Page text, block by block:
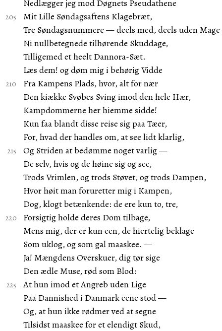
Nedlægger jeg mod Døgnets Pseudathene
Mit Lille Søndagsaftens Klagebræt,
Tre Søndagsnummere — deels med, deels uden
Ni nullbetegnede tilhørende Skuddage,
Tilligemed et heelt Dannora-Sæt.
Læs dem! og døm mig i behørig Vidde
Fra Kampens Plads, hvor, alt for nær
Den kiække Svøbes Sving imod den hele Hær,
Kampdommerne her hiemme sidde!
Kun faa blandt disse reise sig paa Tæer,
For, hvad der handles om, at see lidt klarlig,
Og Striden at bedømme noget varlig —
De selv, hvis og de høine sig og see,
Trods Vrimlen, og trods Støvet, og trods Dampen,
Hvor høit man foruretter mig i Kampen,
Dog, klogt betænkende: de ere kun to, tre,
Forsigtig holde deres Dom tilbage,
Mens mig, der er kun een, de hiertelig beklage
Som uklog, og som gal maaskee. —
Ja! Mængdens Overskuer, dig tør sige
Den ædle Muse, rød som Blod:
At hun imod et Angreb uden Lige
Paa Dannished i Danmark eene stod —
Og, at hun ikke rødmer ved at segne
Tilsidst maaskee for et elendigt Skud,